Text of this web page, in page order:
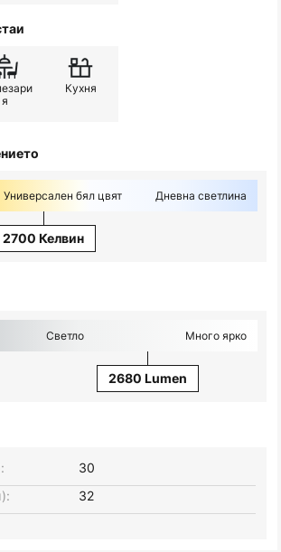
я
Кухня
Универсален бял цвят Дневна светлина
2700 Келвин
Светло Много ярко
2680 Lumen
30
32